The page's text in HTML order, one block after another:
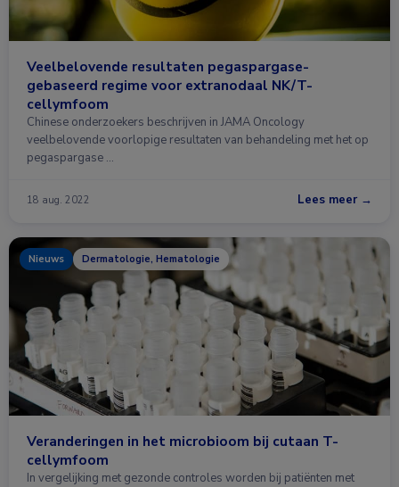
Veelbelovende resultaten pegaspargase-
gebaseerd regime voor extranodaal NK/T-
cellymfoom
Chinese onderzoekers beschrijven in JAMA Oncology
veelbelovende voorlopige resultaten van behandeling met het op
pegaspargase …
18 aug. 2022 Lees meer →
Nieuws Dermatologie, Hematologie
Veranderingen in het microbioom bij cutaan T-
cellymfoom
In vergelijking met gezonde controles worden bij patiënten met